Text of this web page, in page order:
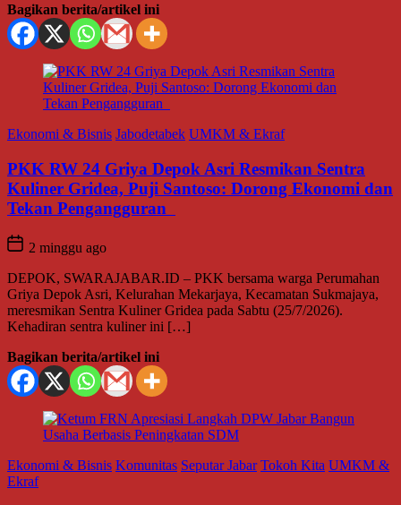
Bagikan berita/artikel ini
Ekonomi & Bisnis Jabodetabek UMKM & Ekraf
PKK RW 24 Griya Depok Asri Resmikan Sentra
Kuliner Gridea, Puji Santoso: Dorong Ekonomi dan
Tekan Pengangguran
2 minggu ago
DEPOK, SWARAJABAR.ID – PKK bersama warga Perumahan
Griya Depok Asri, Kelurahan Mekarjaya, Kecamatan Sukmajaya,
meresmikan Sentra Kuliner Gridea pada Sabtu (25/7/2026).
Kehadiran sentra kuliner ini […]
Bagikan berita/artikel ini
Ekonomi & Bisnis Komunitas Seputar Jabar Tokoh Kita UMKM &
Ekraf